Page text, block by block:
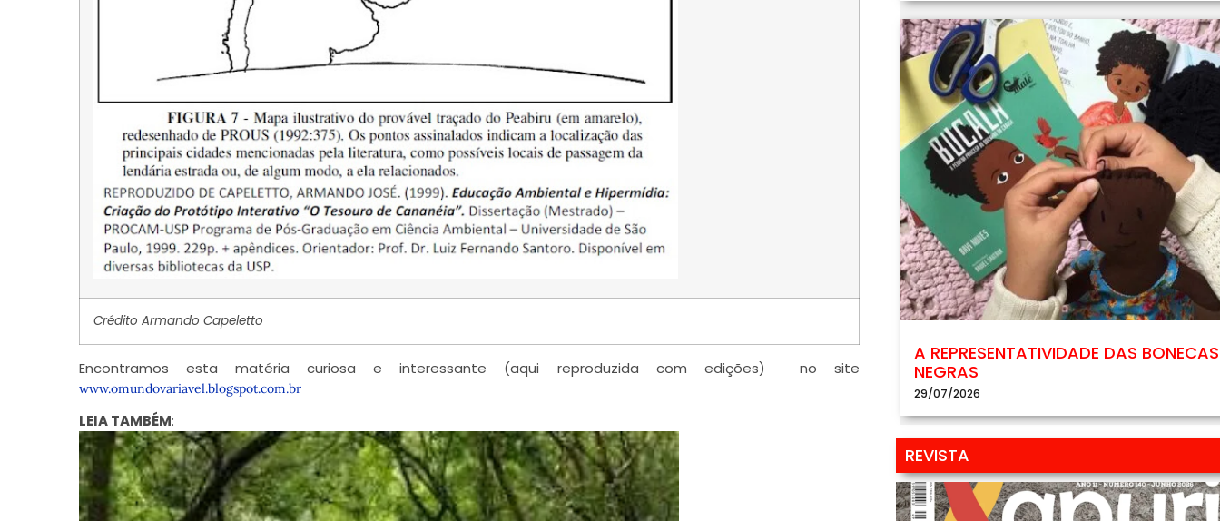
Crédito Armando Capeletto
Encontramos esta matéria curiosa e interessante (aqui reproduzida com edições) no site
www.omundovariavel.blogspot.com.br
LEIA TAMBÉM:
A REPRESENTATIVIDADE DAS BONECAS
NEGRAS
29/07/2026
REVISTA